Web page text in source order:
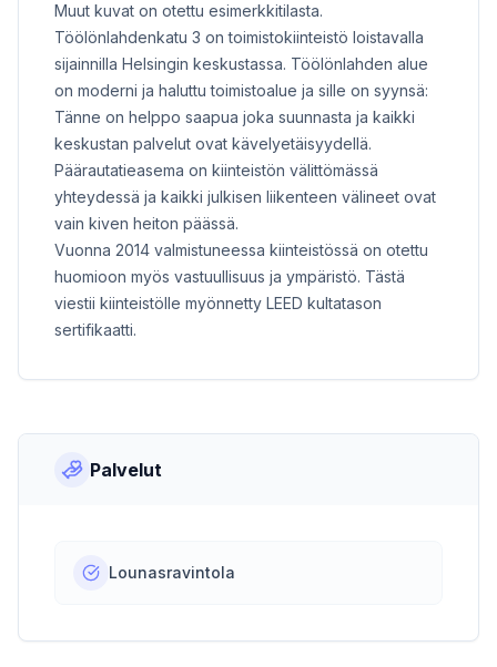
Muut kuvat on otettu esimerkkitilasta.
Töölönlahdenkatu 3 on toimistokiinteistö loistavalla
sijainnilla Helsingin keskustassa. Töölönlahden alue
on moderni ja haluttu toimistoalue ja sille on syynsä:
Tänne on helppo saapua joka suunnasta ja kaikki
keskustan palvelut ovat kävelyetäisyydellä.
Päärautatieasema on kiinteistön välittömässä
yhteydessä ja kaikki julkisen liikenteen välineet ovat
vain kiven heiton päässä.
Vuonna 2014 valmistuneessa kiinteistössä on otettu
huomioon myös vastuullisuus ja ympäristö. Tästä
viestii kiinteistölle myönnetty LEED kultatason
sertifikaatti.
Palvelut
Lounasravintola